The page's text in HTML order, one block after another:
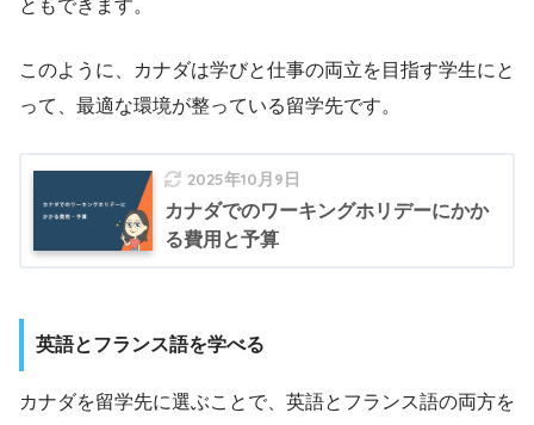
ともできます。
このように、カナダは学びと仕事の両立を目指す学生にと
って、最適な環境が整っている留学先です。
2025年10月9日
カナダでのワーキングホリデーにかか
る費用と予算
英語とフランス語を学べる
カナダを留学先に選ぶことで、英語とフランス語の両方を